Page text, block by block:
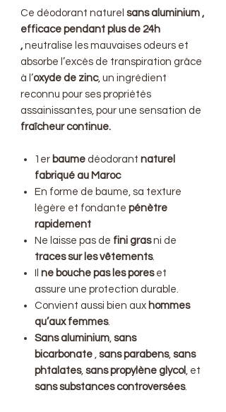
Ce déodorant naturel sans aluminium ,
efficace pendant plus de 24h
, neutralise les mauvaises odeurs et
absorbe l’excès de transpiration grâce
à l’oxyde de zinc, un ingrédient
reconnu pour ses propriétés
assainissantes, pour une sensation de
fraîcheur continue.
1er baume déodorant naturel
fabriqué au Maroc
En forme de baume, sa texture
légère et fondante pénètre
rapidement
Ne laisse pas de fini grasni de
traces sur les vêtements.
ne bouche pas les poreset
assure une protection durable.
Convient aussi bien aux hommes
qu’aux femmes.
Sans aluminium, sans
bicarbonate , sans parabens, sans
phtalates, sans propylène glycol, et
sans substances controversées.